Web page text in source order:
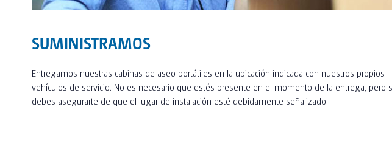
SUMINISTRAMOS
Entregamos nuestras cabinas de aseo portátiles en la ubicación indicada con nuestros propios
vehículos de servicio. No es necesario que estés presente en el momento de la entrega, pero
debes asegurarte de que el lugar de instalación esté debidamente señalizado.